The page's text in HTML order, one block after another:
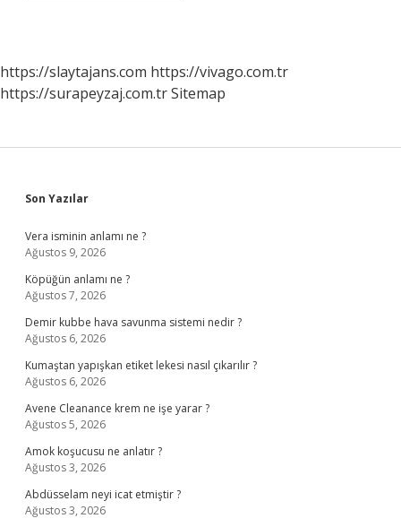
https://slaytajans.com https://vivago.com.tr
https://surapeyzaj.com.trSitemap
Sidebar
Son Yazılar
Vera isminin anlamı ne ?
Ağustos 9, 2026
Köpüğün anlamı ne ?
Ağustos 7, 2026
Demir kubbe hava savunma sistemi nedir ?
Ağustos 6, 2026
Kumaştan yapışkan etiket lekesi nasıl çıkarılır ?
Ağustos 6, 2026
Avene Cleanance krem ne işe yarar ?
Ağustos 5, 2026
Amok koşucusu ne anlatır ?
Ağustos 3, 2026
Abdüsselam neyi icat etmiştir ?
Ağustos 3, 2026